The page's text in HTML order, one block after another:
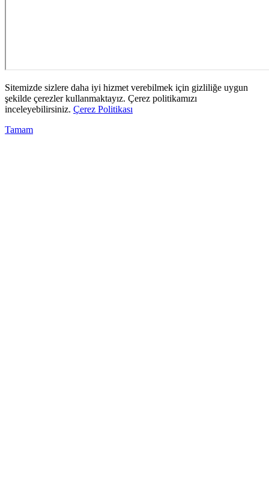
Sitemizde sizlere daha iyi hizmet verebilmek için gizliliğe uygun
şekilde çerezler kullanmaktayız. Çerez politikamızı
inceleyebilirsiniz. Çerez Politikası
Tamam